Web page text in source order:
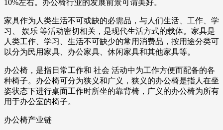
10%左右。办公椅行业的发展前景可谓美好。
家具作为人类生活不可或缺的必需品，与人们生活、工作、学
习、 娱乐 等活动密切相关，是现代生活方式的载体。家具是
人类工作、学习、生活不可缺少的常用消费品，按用途分类可
以分为民用家具、办公家具、休闲家具和其他家具等。
办公椅，是指日常工作和 社会 活动中为工作方便而配备的各
种椅子。办公椅可分为狭义和广义，狭义的办公椅是指人在坐
姿状态下进行桌面工作时所坐的靠背椅，广义的办公椅为所有
用于办公室的椅子。
办公椅产业链